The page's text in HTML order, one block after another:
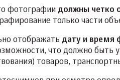
фотографии должны четко
только части
отображать дату и время
что должно быть
товаров,